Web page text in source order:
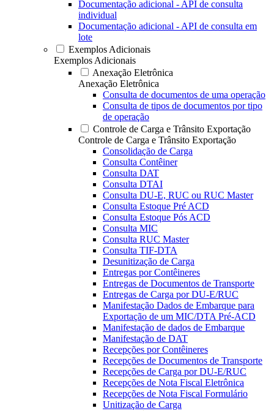
Documentação adicional - API de consulta
individual
Documentação adicional - API de consulta em
lote
Exemplos Adicionais
Exemplos Adicionais
Anexação Eletrônica
Anexação Eletrônica
Consulta de documentos de uma operação
Consulta de tipos de documentos por tipo
de operação
Controle de Carga e Trânsito Exportação
Controle de Carga e Trânsito Exportação
Consolidação de Carga
Consulta Contêiner
Consulta DAT
Consulta DTAI
Consulta DU-E, RUC ou RUC Master
Consulta Estoque Pré ACD
Consulta Estoque Pós ACD
Consulta MIC
Consulta RUC Master
Consulta TIF-DTA
Desunitização de Carga
Entregas por Contêineres
Entregas de Documentos de Transporte
Entregas de Carga por DU-E/RUC
Manifestação Dados de Embarque para
Exportação de um MIC/DTA Pré-ACD
Manifestação de dados de Embarque
Manifestação de DAT
Recepções por Contêineres
Recepções de Documentos de Transporte
Recepções de Carga por DU-E/RUC
Recepções de Nota Fiscal Eletrônica
Recepções de Nota Fiscal Formulário
Unitização de Carga